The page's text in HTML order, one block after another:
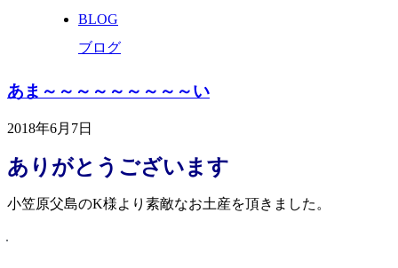
BLOG
ブログ
あま～～～～～～～～～い
2018年6月7日
ありがとうございます
小笠原父島のK様より素敵なお土産を頂きました。